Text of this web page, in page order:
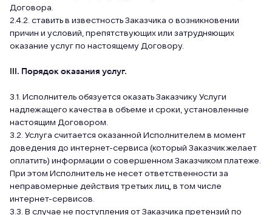
Договора.
2.4.2. ставить в известность Заказчика о возникновении
причин и условий, препятствующих или затрудняющих
оказание услуг по настоящему Договору.
III. Порядок оказания услуг.
3.1. Исполнитель обязуется оказать Заказчику Услуги
надлежащего качества в объеме и сроки, установленные
настоящим Договором.
3.2. Услуга считается оказанной Исполнителем в момент
доведения до интернет-сервиса (который Заказчик желает
оплатить) информации о совершенном Заказчиком платеже.
При этом Исполнитель не несет ответственности за
неправомерные действия третьих лиц, в том числе
интернет-сервисов.
3.3. В случае не поступления от Заказчика претензий по